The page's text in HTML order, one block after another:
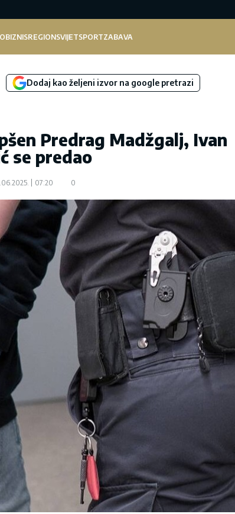
BIZNISREGIONSVIJETSPORTZABAVA
Dodaj kao željeni izvor na google pretrazi
Predrag Madžgalj, Ivan
se predao
07:20 0